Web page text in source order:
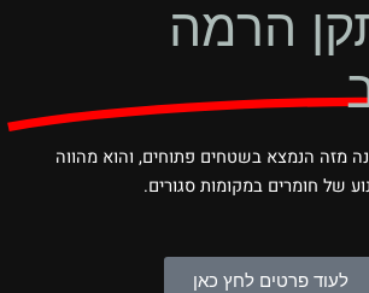
הרמה
מזה הנמצא בשטחים פתוחים, והוא מהווה
של חומרים במקומות סגורים.
לעוד פרטים לחץ כאן